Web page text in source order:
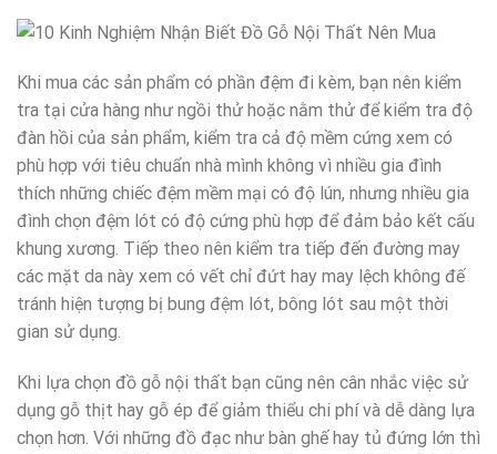
Khi mua các sản phẩm có phần đệm đi kèm, bạn nên kiểm
tra tại cửa hàng như ngồi thử hoặc nằm thử để kiểm tra độ
đàn hồi của sản phẩm, kiểm tra cả độ mềm cứng xem có
phù hợp với tiêu chuẩn nhà mình không vì nhiều gia đình
thích những chiếc đệm mềm mại có độ lún, nhưng nhiều gia
đình chọn đệm lót có độ cứng phù hợp để đảm bảo kết cấu
khung xương. Tiếp theo nên kiểm tra tiếp đến đường may
các mặt da này xem có vết chỉ đứt hay may lệch không đế
tránh hiện tượng bị bung đệm lót, bông lót sau một thời
gian sử dụng.
Khi lựa chọn đồ gỗ nội thất bạn cũng nên cân nhắc việc sử
dụng gỗ thịt hay gỗ ép để giảm thiểu chi phí và dễ dàng lựa
chọn hơn. Với những đồ đạc như bàn ghế hay tủ đứng lớn thì